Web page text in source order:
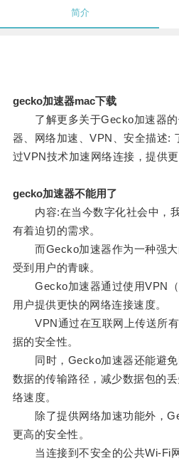
简介
gecko加速器mac下载
了解更多关于Gecko加速器的
器、网络加速、VPN、安全描述:
过VPN技术加速网络连接，提供更
gecko加速器不能用了
内容:在当今数字化社会中，我
有着迫切的需求。
而Gecko加速器作为一种强大
受到用户的青睐。
Gecko加速器通过使用VPN（
用户提供更快的网络连接速度。
VPN通过在互联网上传送所有
据的安全性。
同时，Gecko加速器还能避免
数据的传输路径，减少数据包的
络速度。
除了提供网络加速功能外，
更高的安全性。
当连接到不安全的公共Wi-Fi